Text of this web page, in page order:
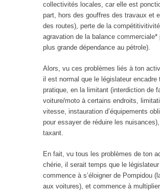
collectivités locales, car elle est
part, hors des gouffres des travaux et
des routes), perte de la
agravation de la balance commerciale*
plus grande dépendance au pétrole).
Alors, vu ces problèmes liés à ton
il est normal que le législateur encadre
pratique, en la limitant (interdiction de
voiture/moto à certains endroits,
vitesse, instauration d’équipements
pour essayer de réduire les
taxant.
En fait, vu tous les problèmes de ton
chérie, il serait temps que le
commence à s’éloigner de Pompidou
aux voitures), et commence à